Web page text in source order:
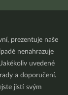
prezentuje naše
nenahrazuje
uvedené
a doporučení.
jistí svým